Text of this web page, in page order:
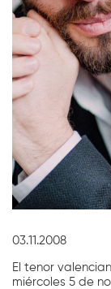
03.11.2008
El tenor
miércoles 5 de